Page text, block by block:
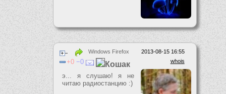
2013-08-15 16:55
Windows Firefox
whois
0 0 Кошак
э... я слушаю! я не
читаю радиостанцию :)